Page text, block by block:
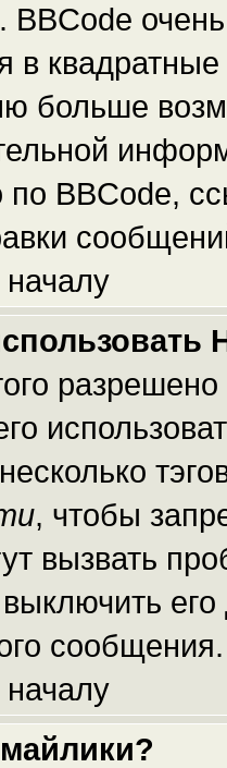
в
больше
по BBCode,
началу
, чтобы
вызвать
сообщения.
началу